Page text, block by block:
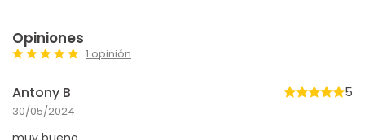
Opiniones
1 opinión
Antony B
30/05/2024
5